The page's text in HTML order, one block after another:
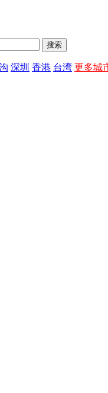
深圳 香港 台湾 更多城